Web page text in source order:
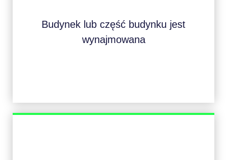
Budynek lub część budynku jest
wynajmowana